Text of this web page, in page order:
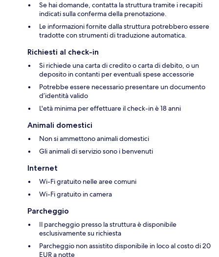
Se hai domande, contatta la struttura tramite i recapiti
indicati sulla conferma della prenotazione.
Le informazioni fornite dalla struttura potrebbero essere
tradotte con strumenti di traduzione automatica.
Richiesti al check-in
Si richiede una carta di credito o carta di debito, o un
deposito in contanti per eventuali spese accessorie
Potrebbe essere necessario presentare un documento
d’identità valido
L'età minima per effettuare il check-in è 18 anni
Animali domestici
Non si ammettono animali domestici
Gli animali di servizio sono i benvenuti
Internet
Wi-Fi gratuito nelle aree comuni
Wi-Fi gratuito in camera
Parcheggio
Il parcheggio presso la struttura è disponibile
esclusivamente su richiesta
Parcheggio non assistito disponibile in loco al costo di 20
EUR a notte